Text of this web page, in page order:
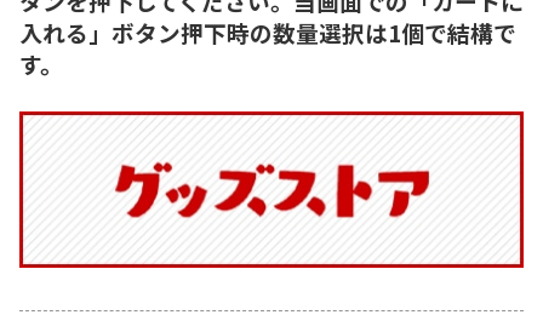
入れる」ボタン押下時の数量選択は1個で結構で
す。